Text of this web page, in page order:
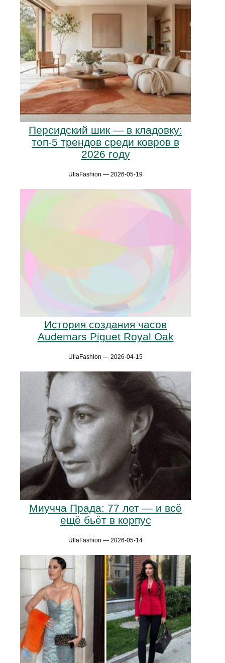
Персидский шик — в кладовку:
топ-5 трендов среди ковров в
2026 году
UllaFashion — 2026-05-19
История создания часов
Audemars Piguet Royal Oak
UllaFashion — 2026-04-15
Миучча Прада: 77 лет — и всё
ещё бьёт в корпус
UllaFashion — 2026-05-14